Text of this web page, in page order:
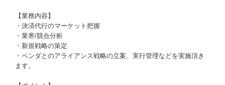
【業務内容】
・決済代行のマーケット把握
・業界/競合分析
・新規戦略の策定
・ベンダとのアライアンス戦略の立案、実行管理などを実施頂き
ます。